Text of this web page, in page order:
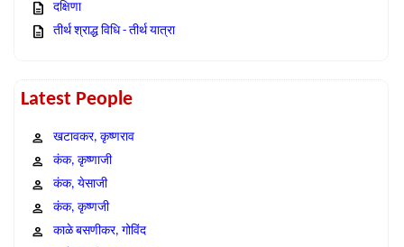
दक्षिणा
तीर्थ श्राद्ध विधि - तीर्थ यात्रा
Latest People
खटावकर, कृष्णराव
कंक, कृष्णाजी
कंक, येसाजी
कंक, कृष्णजी
काळे बसणीकर, गोविंद